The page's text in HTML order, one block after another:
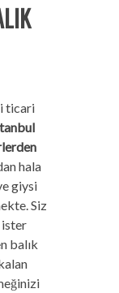
ticari
hala
giysi
Siz
ister
balık